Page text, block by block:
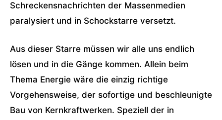
Schreckensnachrichten der Massenmedien
paralysiert und in Schockstarre versetzt.
Aus dieser Starre müssen wir alle uns endlich
lösen und in die Gänge kommen. Allein beim
Thema Energie wäre die einzig richtige
Vorgehensweise, der sofortige und beschleunigte
Bau von Kernkraftwerken. Speziell der in